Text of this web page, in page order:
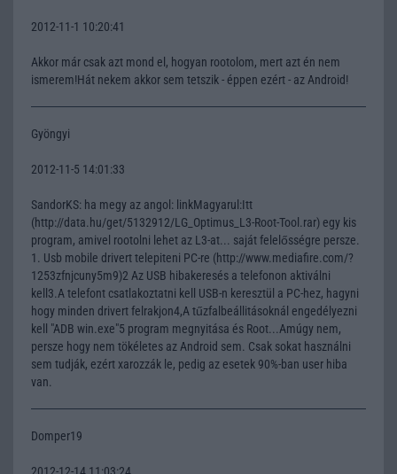
2012-11-1 10:20:41
Akkor már csak azt mond el, hogyan rootolom, mert azt én nem
ismerem!Hát nekem akkor sem tetszik - éppen ezért - az Android!
Gyöngyi
2012-11-5 14:01:33
SandorKS: ha megy az angol: linkMagyarul:Itt
(http://data.hu/get/5132912/LG_Optimus_L3-Root-Tool.rar) egy kis
program, amivel rootolni lehet az L3-at... saját felelősségre persze.
1. Usb mobile drivert telepiteni PC-re (http://www.mediafire.com/?
1253zfnjcuny5m9)2 Az USB hibakeresés a telefonon aktiválni
kell3.A telefont csatlakoztatni kell USB-n keresztül a PC-hez, hagyni
hogy minden drivert felrakjon4,A tűzfalbeállitásoknál engedélyezni
kell "ADB win.exe"5 program megnyitása és Root...Amúgy nem,
persze hogy nem tökéletes az Android sem. Csak sokat használni
sem tudják, ezért xarozzák le, pedig az esetek 90%-ban user hiba
van.
Domper19
2012-12-14 11:03:24